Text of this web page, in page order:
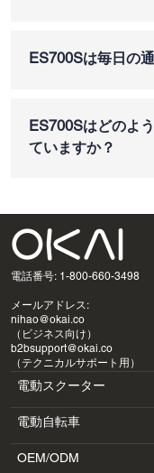
ES700Sは毎日の
や都市部での移動に
ES700Sはどのよ
ていますか？
電話番号: 1-800-660-3498
メールアドレス:
nihao@okai.co
（ビジネス向け）
b2bsupport@okai.co
（テクニカルサポート用）
電動スクーター
ES400A
ES410
電動自転車
EB100B
OEM/ODM